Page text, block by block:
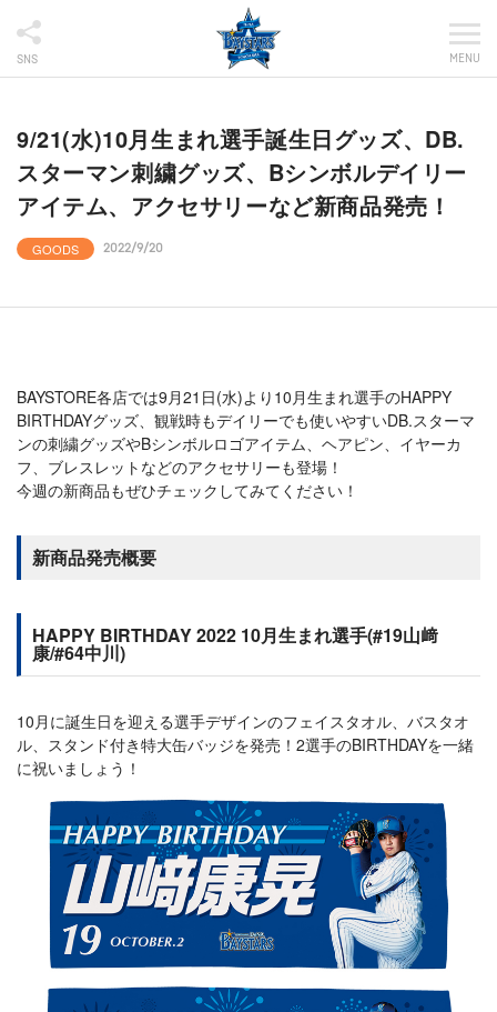
SNS MENU
9/21(水)10月生まれ選手誕生日グッズ、DB.
スターマン刺繍グッズ、Bシンボルデイリー
アイテム、アクセサリーなど新商品発売！
GOODS 2022/9/20
BAYSTORE各店では9月21日(水)より10月生まれ選手のHAPPY
BIRTHDAYグッズ、観戦時もデイリーでも使いやすいDB.スターマ
ンの刺繍グッズやBシンボルロゴアイテム、ヘアピン、イヤーカ
フ、ブレスレットなどのアクセサリーも登場！
今週の新商品もぜひチェックしてみてください！
新商品発売概要
HAPPY BIRTHDAY 2022 10月生まれ選手(#19山﨑
康/#64中川)
10月に誕生日を迎える選手デザインのフェイスタオル、バスタオ
ル、スタンド付き特大缶バッジを発売！2選手のBIRTHDAYを一緒
に祝いましょう！